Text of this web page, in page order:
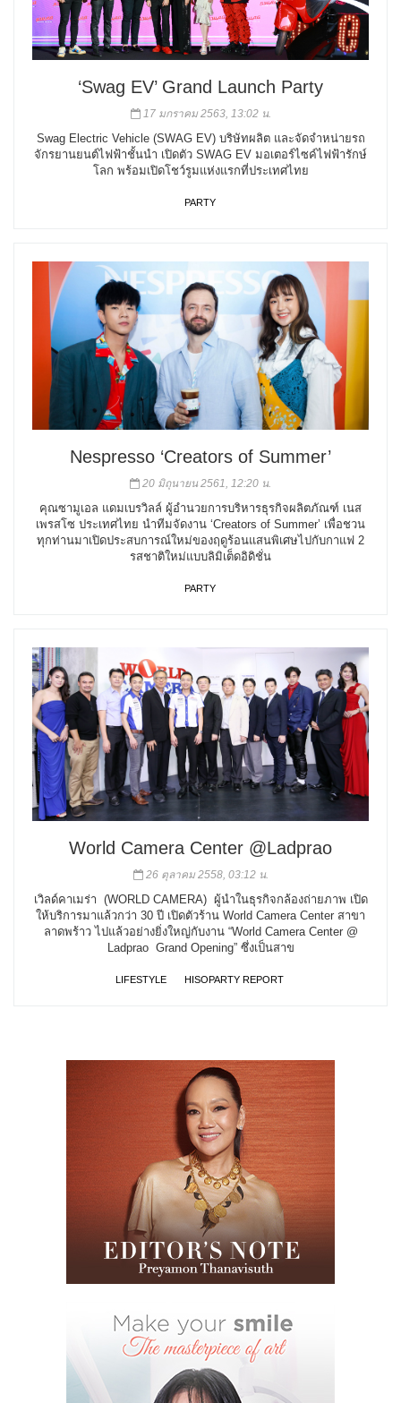
‘Swag EV’ Grand Launch Party
17 มกราคม 2563, 13:02 น.
Swag Electric Vehicle (SWAG EV) บริษัทผลิต และจัดจำหน่ายรถ
จักรยานยนต์ไฟฟ้าชั้นนำ เปิดตัว SWAG EV มอเตอร์ไซค์ไฟฟ้ารักษ์
โลก พร้อมเปิดโชว์รูมแห่งแรกที่ประเทศไทย
PARTY
Nespresso ‘Creators of Summer’
20 มิถุนายน 2561, 12:20 น.
คุณซามูเอล แดมเบรวิลล์ ผู้อำนวยการบริหารธุรกิจผลิตภัณฑ์ เนส
เพรสโซ ประเทศไทย นำทีมจัดงาน ‘Creators of Summer’ เพื่อชวน
ทุกท่านมาเปิดประสบการณ์ใหม่ของฤดูร้อนแสนพิเศษไปกับกาแฟ 2
รสชาติใหม่แบบลิมิเต็ดอิดิชั่น
PARTY
World Camera Center @Ladprao
26 ตุลาคม 2558, 03:12 น.
เวิลด์คาเมร่า (WORLD CAMERA) ผู้นำในธุรกิจกล้องถ่ายภาพ เปิด
ให้บริการมาแล้วกว่า 30 ปี เปิดตัวร้าน World Camera Center สาขา
ลาดพร้าว ไปแล้วอย่างยิ่งใหญ่กับงาน “World Camera Center @
Ladprao Grand Opening” ซึ่งเป็นสาข
LIFESTYLE HISOPARTY REPORT